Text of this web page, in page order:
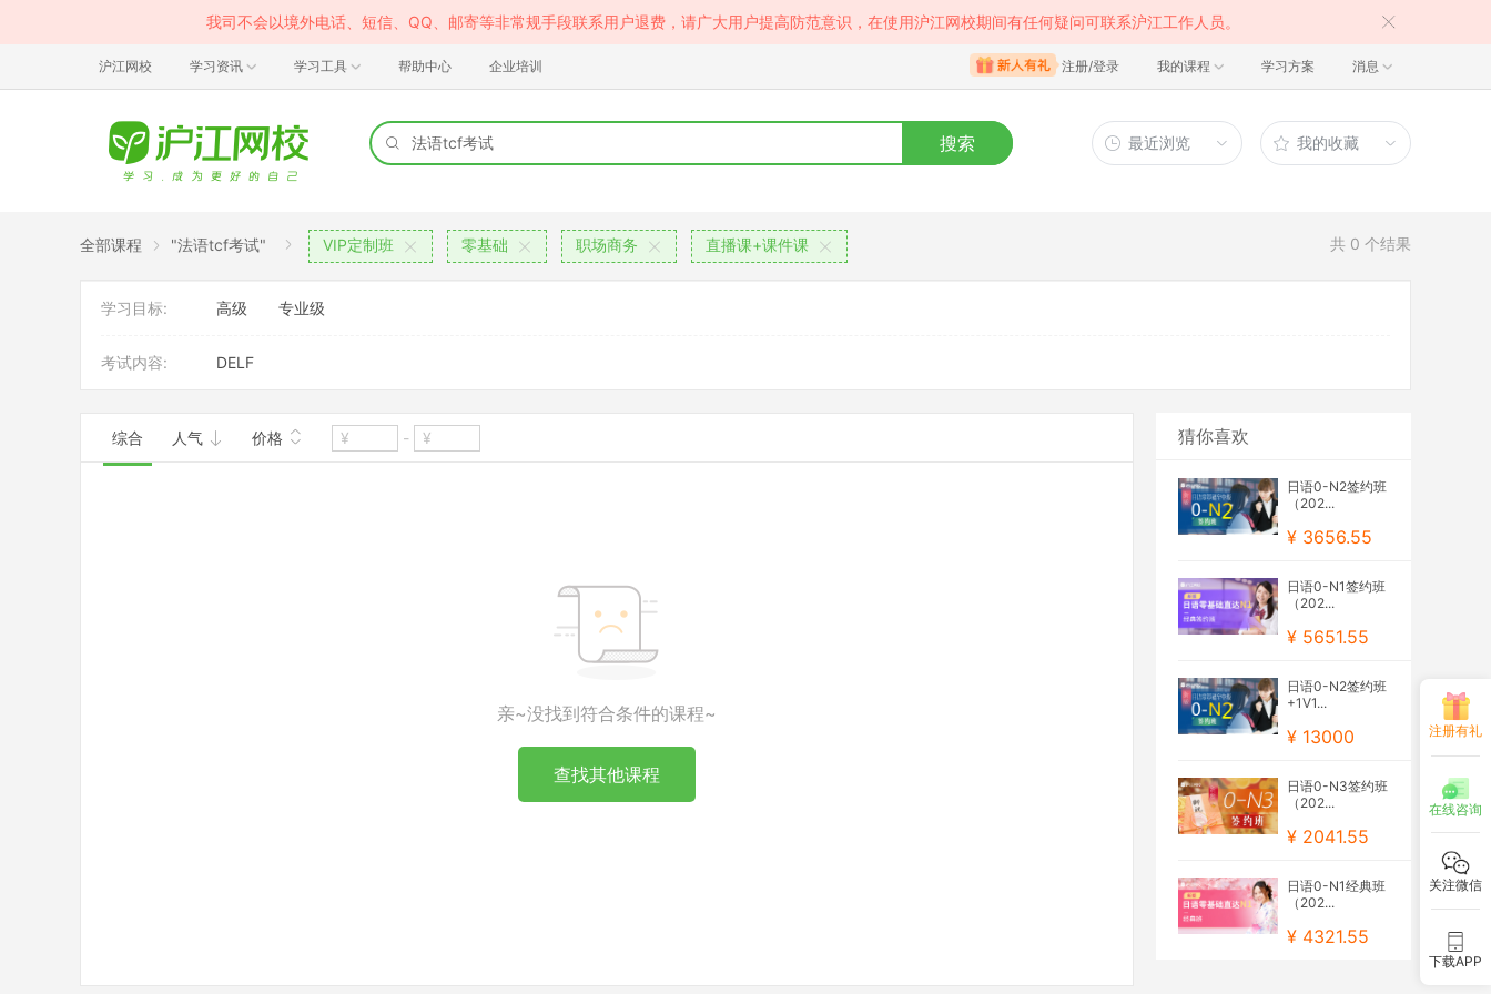
我司不会以境外电话、短信、QQ、邮寄等非常规手段联系用户退费，请广大用户提高防范意识，在使用沪江网校期间有任何疑问可联系沪江工作人员。
沪江网校 学习资讯 学习工具 帮助中心 企业培训 注册/登录 我的课程 学习方案 消息
搜索 最近浏览 我的收藏
全部课程 "法语tcf考试" VIP定制班 零基础 职场商务 直播课+课件课 共 0 个结果
学习目标: 高级 专业级
考试内容: DELF
综合 人气 价格 -
亲~没找到符合条件的课程~
查找其他课程
猜你喜欢
日语0-N2签约班
（202...
¥ 3656.55
日语0-N1签约班
（202...
¥ 5651.55
日语0-N2签约班
+1V1...
¥ 13000
日语0-N3签约班
（202...
¥ 2041.55
日语0-N1经典班
（202...
¥ 4321.55
注册有礼
在线咨询
关注微信
下载APP